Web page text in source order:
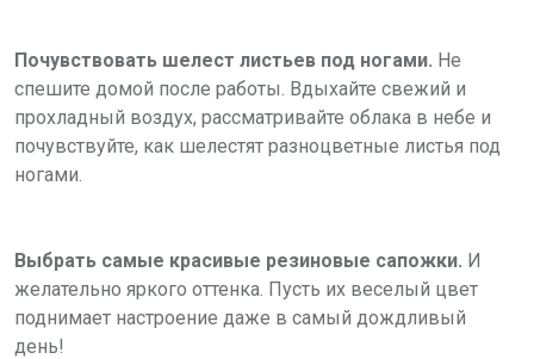
Почувствовать шелест листьев под ногами. Не
спешите домой после работы. Вдыхайте свежий и
прохладный воздух, рассматривайте облака в небе и
почувствуйте, как шелестят разноцветные листья под
ногами.
Выбрать самые красивые резиновые сапожки. И
желательно яркого оттенка. Пусть их веселый цвет
поднимает настроение даже в самый дождливый
день!